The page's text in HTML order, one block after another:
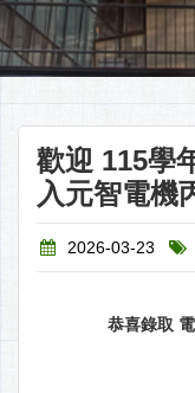
歡迎 115學
入元智電機
2026-03-23
恭喜錄取